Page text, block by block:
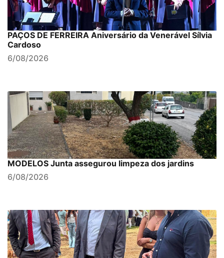
PAÇOS DE FERREIRA Aniversário da Venerável Sílvia
Cardoso
6/08/2026
MODELOS Junta assegurou limpeza dos jardins
6/08/2026